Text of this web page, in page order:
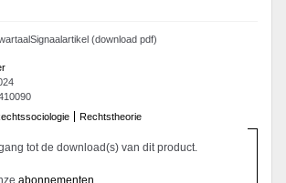
(download pdf)
Rechtstheorie
tot de download(s) van dit product.
abonnementen